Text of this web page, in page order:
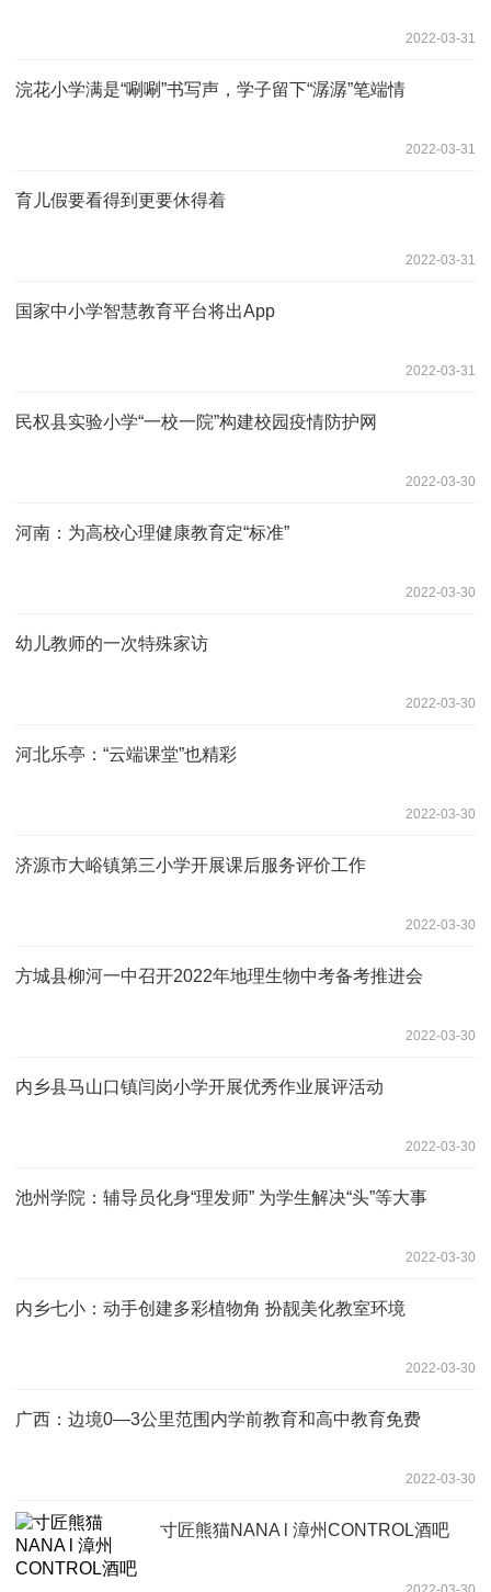
2022-03-31
浣花小学满是“唰唰”书写声，学子留下“潺潺”笔端情
2022-03-31
育儿假要看得到更要休得着
2022-03-31
国家中小学智慧教育平台将出App
2022-03-31
民权县实验小学“一校一院”构建校园疫情防护网
2022-03-30
河南：为高校心理健康教育定“标准”
2022-03-30
幼儿教师的一次特殊家访
2022-03-30
河北乐亭：“云端课堂”也精彩
2022-03-30
济源市大峪镇第三小学开展课后服务评价工作
2022-03-30
方城县柳河一中召开2022年地理生物中考备考推进会
2022-03-30
内乡县马山口镇闫岗小学开展优秀作业展评活动
2022-03-30
池州学院：辅导员化身“理发师” 为学生解决“头”等大事
2022-03-30
内乡七小：动手创建多彩植物角 扮靓美化教室环境
2022-03-30
广西：边境0—3公里范围内学前教育和高中教育免费
2022-03-30
寸匠熊猫NANA l 漳州CONTROL酒吧